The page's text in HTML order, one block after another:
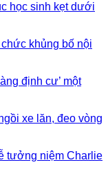
học sinh kẹt dưới
chức khủng bố nội
định cư’ một
xe lăn, đeo vòng
tưởng niệm Charlie